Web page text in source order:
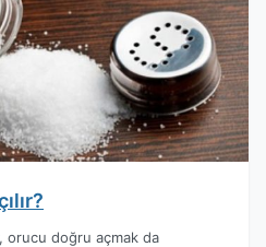
orucu doğru açmak da